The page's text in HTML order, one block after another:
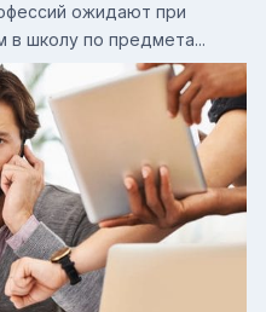
ожидают при
в школу по предмета...